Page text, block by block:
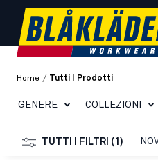
Home / Tutti I Prodotti
GENERE COLLEZIONI
TUTTI I FILTRI (1)